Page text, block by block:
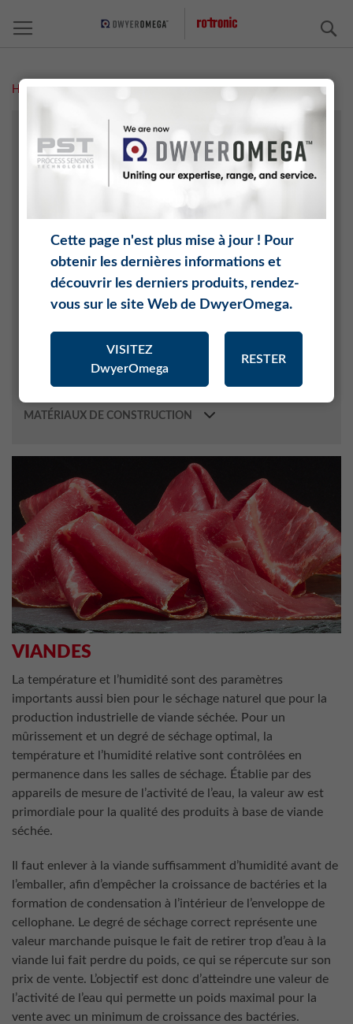
Home Viandes
VIANDES
La température et l’humidité sont des paramètres
importants aussi bien pour le séchage naturel que pour la
production industrielle de viande séchée. Pour un
mûrissement et un degré de séchage optimal, la
température et l’humidité relative sont contrôlées en
permanence dans les salles de séchage. Établie par des
appareils de mesure de l’activité de l’eau, la valeur aw est
primordiale pour la qualité des produits à base de viande
séchée.
Il faut enlever à la viande suffisamment d’humidité avant de
l’emballer, afin d’empêcher la croissance de bactéries et la
formation de condensation à l’intérieur de l’enveloppe de
cellophane. Le degré de séchage correct représente une
valeur marchande puisque le fait de retirer trop d’eau à la
viande lui fait perdre du poids, ce qui se répercute sur son
prix de vente. L’objectif est donc d’atteindre une valeur de
l’activité de l’eau qui permette un poids maximal pour la
vente avec un minimum de croissance des bactéries.
TECHNOLOGIE AGRICOLE
ARCHIVE/EXPOSITIONS
INTERNET DES OBJETS (IOT)
GÉNIE CLIMATIQUE
MÉTÉOROLOGIE
MATÉRIAUX DE CONSTRUCTION
Cette page n'est plus mise à jour ! Pour
obtenir les dernières informations et
découvrir les derniers produits, rendez-
vous sur le site Web de DwyerOmega.
VISITEZ
DwyerOmega
RESTER